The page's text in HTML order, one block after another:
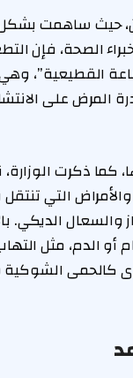
حيث ساهمت
الصحة، فإن
القطيعية”،
على الانتشار
كما ذكرت
التي تنتقل
والسعال الديكي.
الدم، مثل
كالحمى